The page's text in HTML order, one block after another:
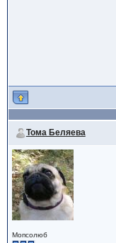
Тома Беляева
Мопсолюб